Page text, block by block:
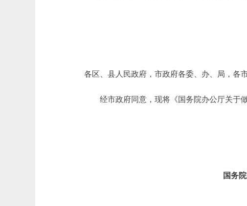
各区、县人民政府，市政府各委、办、局，各
经市政府同意，现将《国务院办公厅关于做
国务